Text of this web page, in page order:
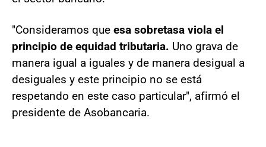
"Consideramos que esa sobretasa viola el
principio de equidad tributaria. Uno grava de
manera igual a iguales y de manera desigual a
desiguales y este principio no se está
respetando en este caso particular", afirmó el
presidente de Asobancaria.